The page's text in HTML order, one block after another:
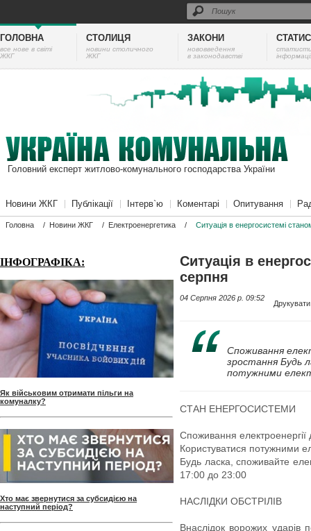
ГОЛОВНА
все нове в світі
ЖКГ
СТОЛИЦЯ
новини столичного
ЖКГ
ЗАКОНИ
нововведення
в законодавстві
Головний експерт житлово-комунального господарства України
Новини ЖКГ Публікації Інтерв`ю Коментарі Опитування
Головна / Новини ЖКГ / Електроенергетика / Ситуація в енергосистемі
ІНФОГРАФІКА:
Як військовим отримати пільги на
комуналку?
Хто має звернутися за субсидією на
наступний період?
Ситуація в
серпня
04 Серпня 2026 p. 09:52
Друкувати
Споживання
зростання Будь
потужними
СТАН ЕНЕРГОСИСТЕМИ
Споживання
Користуватися потужними
Будь ласка, споживайте
17:00 до 23:00
НАСЛІДКИ ОБСТРІЛІВ
Внаслідок ворожих ударів